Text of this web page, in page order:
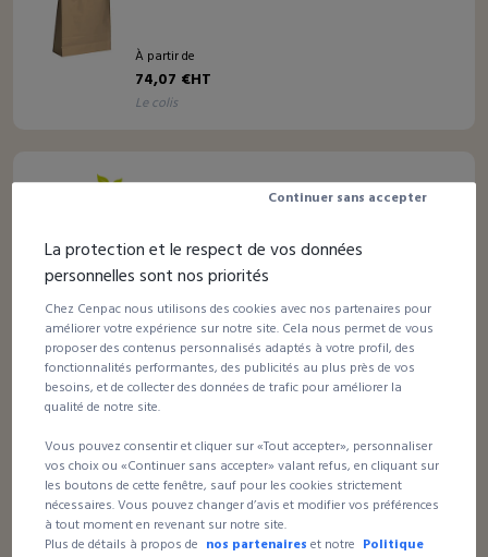
À partir de
74,07 €HT
le colis
emporter
49,33 €HT
le colis
6 avis
Sac papier kraft pour bouteilles
À partir de
La protection et le respect de vos données
personnelles sont nos priorités
Chez Cenpac nous utilisons des cookies avec nos partenaires pour
améliorer votre expérience sur notre site. Cela nous permet de vous
proposer des contenus personnalisés adaptés à votre profil, des
fonctionnalités performantes, des publicités au plus près de vos
besoins, et de collecter des données de trafic pour améliorer la
qualité de notre site.
Vous pouvez consentir et cliquer sur «Tout accepter», personnaliser
vos choix ou «Continuer sans accepter» valant refus, en cliquant sur
les boutons de cette fenêtre, sauf pour les cookies strictement
nécessaires. Vous pouvez changer d’avis et modifier vos préférences
à tout moment en revenant sur notre site.
Plus de détails à propos de nos partenaires et notre Politique
Continuer sans accepter